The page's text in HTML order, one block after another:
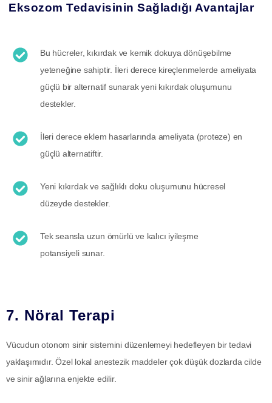
Eksozom Tedavisinin Sağladığı Avantajlar
Bu hücreler, kıkırdak ve kemik dokuya dönüşebilme
yeteneğine sahiptir. İleri derece kireçlenmelerde ameliyata
güçlü bir alternatif sunarak yeni kıkırdak oluşumunu
destekler.
İleri derece eklem hasarlarında ameliyata (proteze) en
güçlü alternatiftir.
Yeni kıkırdak ve sağlıklı doku oluşumunu hücresel
düzeyde destekler.
Tek seansla uzun ömürlü ve kalıcı iyileşme
potansiyeli sunar.
7. Nöral Terapi
Vücudun otonom sinir sistemini düzenlemeyi hedefleyen bir tedavi
yaklaşımıdır. Özel lokal anestezik maddeler çok düşük dozlarda cilde
ve sinir ağlarına enjekte edilir.